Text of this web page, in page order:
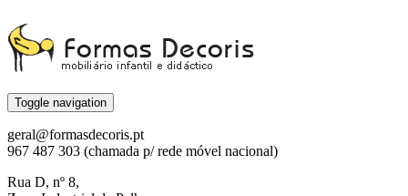
Toggle navigation
geral@formasdecoris.pt
967 487 303 (chamada p/ rede móvel nacional)
Rua D, nº 8,